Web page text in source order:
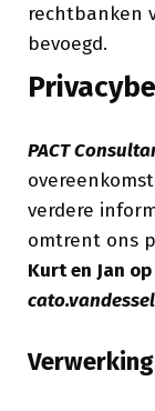
rechtbanken
bevoegd.
PACT
verdere
omtrent ons
Kurt en Jan op